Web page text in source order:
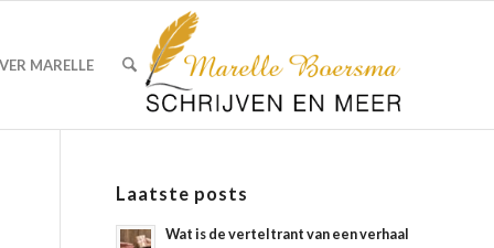
MARELLE
Laatste posts
Wat is de verteltrant van een verhaal